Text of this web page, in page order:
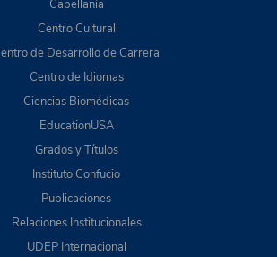
Capellanía
Centro Cultural
de Desarrollo de Carrera
Centro de Idiomas
Ciencias Biomédicas
EducationUSA
Grados y Títulos
Instituto Confucio
Publicaciones
Relaciones Institucionales
UDEP Internacional